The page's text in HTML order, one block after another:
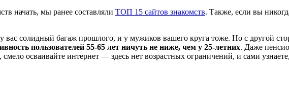
начать, мы ранее составляли ТОП 15 сайтов знакомств. Также, если вы
вас солидный багаж прошлого, и у мужиков вашего круга тоже. Но с другой
пользователей 55-65 лет ничуть не ниже, чем у 25-летних. Даже
осваивайте интернет — здесь нет возрастных ограничений, и сами